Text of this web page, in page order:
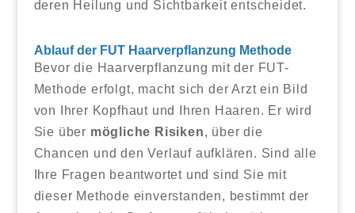
deren Heilung und Sichtbarkeit entscheidet.
Ablauf der FUT Haarverpflanzung Methode
Bevor die Haarverpflanzung mit der FUT-
Methode erfolgt, macht sich der Arzt ein Bild
von Ihrer Kopfhaut und Ihren Haaren. Er wird
Sie über mögliche Risiken, über die
Chancen und den Verlauf aufklären. Sind alle
Ihre Fragen beantwortet und sind Sie mit
dieser Methode einverstanden, bestimmt der